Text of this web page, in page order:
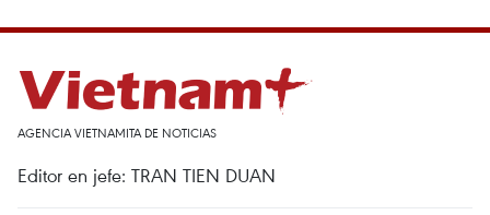
AGENCIA VIETNAMITA DE NOTICIAS
Editor en jefe: TRAN TIEN DUAN